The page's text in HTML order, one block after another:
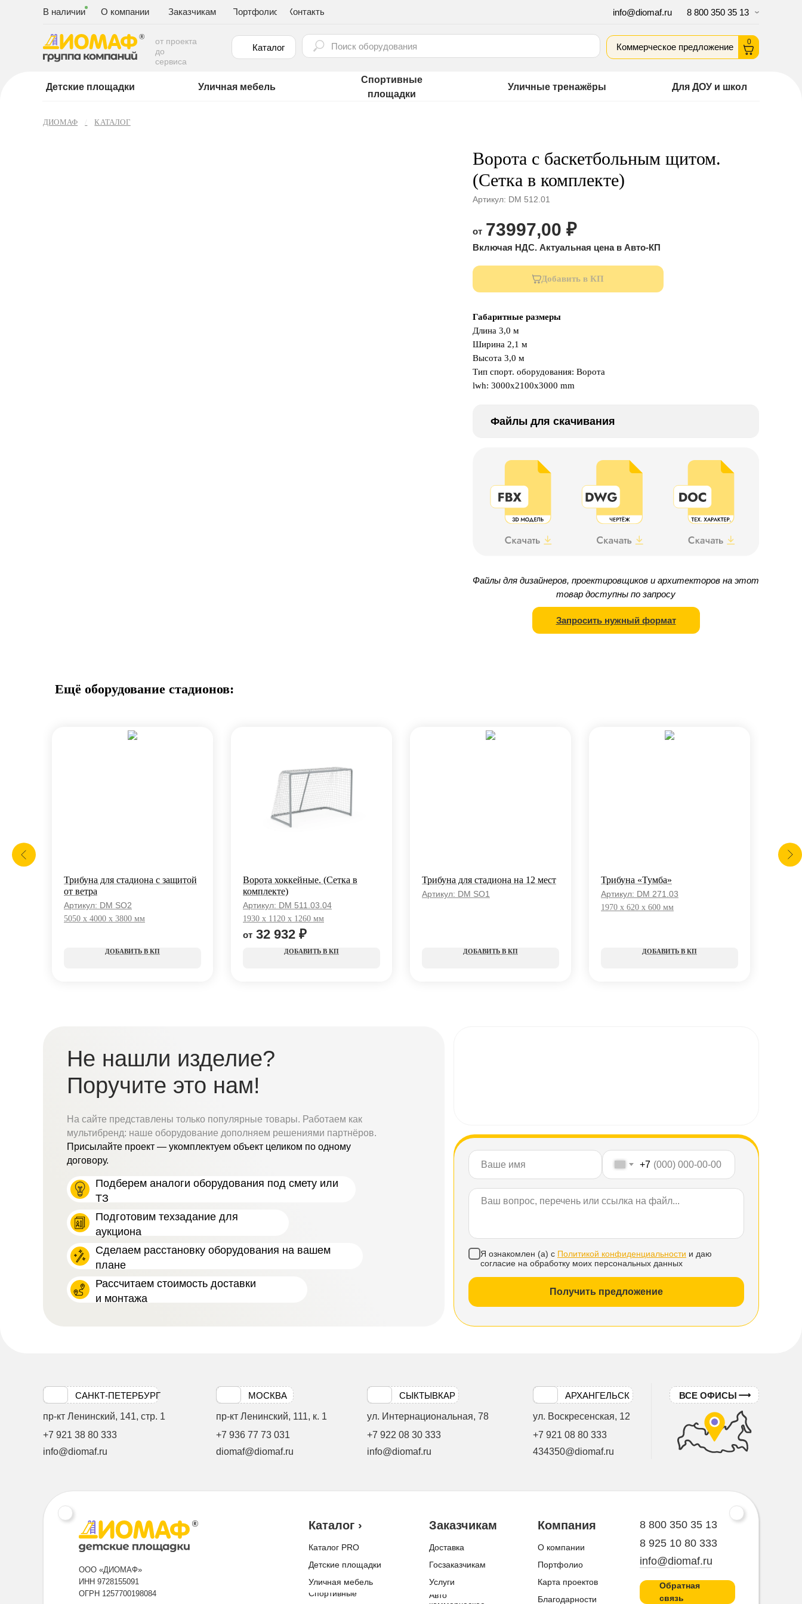
О компании
В наличии Заказчикам Портфолио Контакты info@diomaf.ru 8 800 350 35 13
от проекта
до
сервиса
Каталог
Коммерческое предложение
0
Детские площадки Уличная мебель
Спортивные
площадки
Уличные тренажёры Для ДОУ и школ
ДИОМАФ КАТАЛОГ
Ворота с баскетбольным щитом.
(Сетка в комплекте)
Артикул: DM 512.01
73997,00 ₽
Добавить в КП
Габаритные размеры
Длина 3,0 м
Ширина 2,1 м
Высота 3,0 м
Тип спорт. оборудования: Ворота
lwh: 3000x2100x3000 mm
Файлы для скачивания
Файлы для дизайнеров, проектировщиков и архитекторов на этот
товар доступны по запросу
Запросить нужный формат
Ещё оборудование стадионов:
Трибуна для стадиона с защитой
от ветра
Артикул: DM SO2
5050 x 4000 x 3800 мм
КП
Ворота хоккейные. (Сетка в
комплекте)
Артикул: DM 511.03.04
1930 x 1120 x 1260 мм
32 932 ₽
КП
Трибуна для стадиона на 12 мест
Артикул: DM SO1
КП
Трибуна «Тумба»
Артикул: DM 271.03
1970 x 620 x 600 мм
КП
Не нашли изделие?
Поручите это нам!
На сайте представлены только популярные товары. Работаем как
мультибренд: наше оборудование дополняем решениями партнёров.
Присылайте проект — укомплектуем объект целиком по одному
договору.
Подберем аналоги оборудования под смету или
ТЗ
Подготовим техзадание для
аукциона
Сделаем расстановку оборудования на вашем
плане
Рассчитаем стоимость доставки
и монтажа
+7
Я ознакомлен (а) с Политикой конфиденциальности и даю
согласие на обработку моих персональных данных
Получить предложение
САНКТ-ПЕТЕРБУРГ
пр-кт Ленинский, 141, стр. 1
+7 921 38 80 333
info@diomaf.ru
МОСКВА
пр-кт Ленинский, 111, к. 1
+7 936 77 73 031
diomaf@diomaf.ru
СЫКТЫВКАР
ул. Интернациональная, 78
+7 922 08 30 333
info@diomaf.ru
АРХАНГЕЛЬСК
ул. Воскресенская, 12
+7 921 08 80 333
434350@diomaf.ru
ВСЕ ОФИСЫ
ООО «ДИОМАФ»
ИНН 9728155091
ОГРН 1257700198084
Каталог ›
Каталог PRO
Детские площадки
Уличная мебель
Спортивные
Заказчикам
Доставка
Госзаказчикам
Услуги
Авто
Компания
О компании
Портфолио
Карта проектов
Благодарности
8 800 350 35 13
8 925 10 80 333
info@diomaf.ru
Обратная
связь